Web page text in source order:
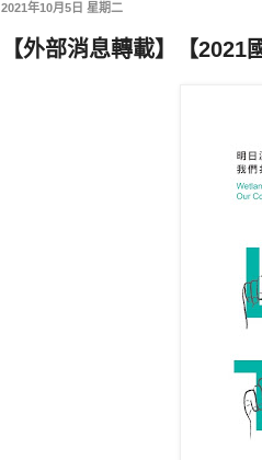
2021年10月5日 星期二
【外部消息轉載】【